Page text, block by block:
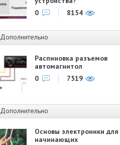
0
8154
Дополнительно
Распиновка разъемов
автомагнитол
0
7519
Дополнительно
Основы электроники для
начинающих